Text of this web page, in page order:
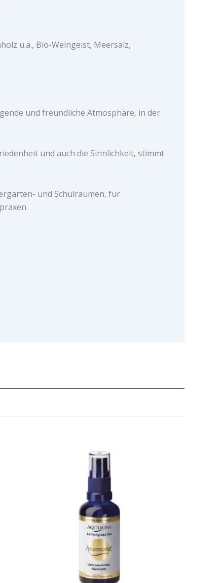
u.a., Bio-Weingeist, Meersalz,
und freundliche Atmosphäre, in der
und auch die Sinnlichkeit, stimmt
und Schulräumen, für